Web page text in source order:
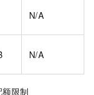
N/A
N/A
限制